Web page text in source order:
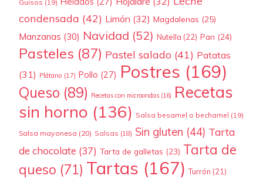
Guisos (19)
condensada (42) Limón (32) Magdalenas (25)
Manzanas (30) Navidad (52) Nutella (22) Pan (24)
Pasteles (87) Pastel salado (41) Patatas
(31) Plátano (17) Pollo (27) Postres (169)
Queso (89) Recetas con microondas (16) Recetas
sin horno (136) Salsa besamel o bechamel (19)
Salsa mayonesa (20) Salsas (18) Sin gluten (44) Tarta
de chocolate (37) Tarta de galletas (23) Tarta de
queso (71) Tartas (167) Turrón (21)